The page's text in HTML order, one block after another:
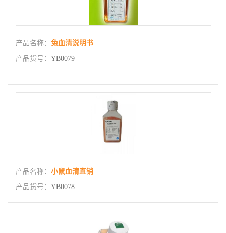
产品名称： 兔血清说明书
产品货号： YB0079
产品名称： 小鼠血清直销
产品货号： YB0078